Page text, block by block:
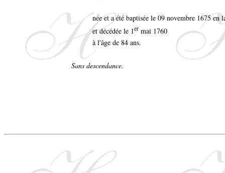
née et a été baptisée le 09 novembre 1675 en
et décédée le 1er mai 1760
à l'âge de 84 ans.
Sans descendance.